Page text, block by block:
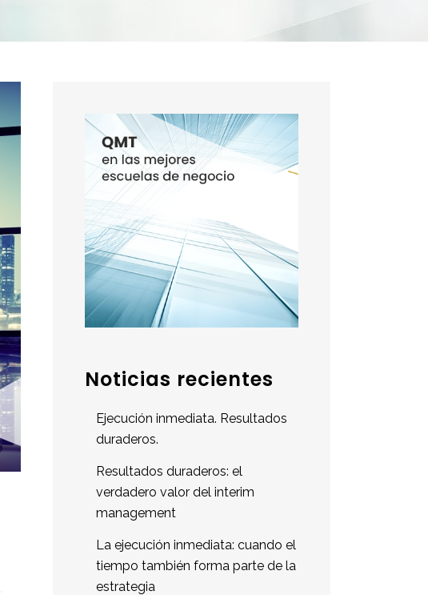
Noticias recientes
Ejecución inmediata. Resultados
duraderos.
Resultados duraderos: el
verdadero valor del interim
management
La ejecución inmediata: cuando el
tiempo también forma parte de la
estrategia